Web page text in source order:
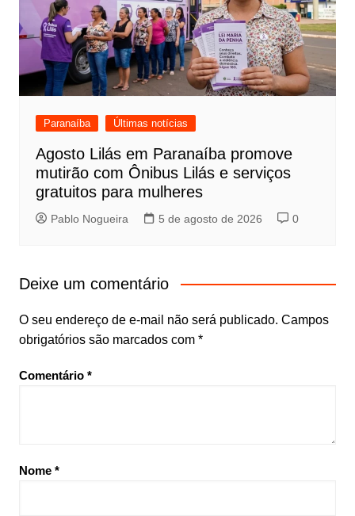
Paranaíba Últimas notícias
Agosto Lilás em Paranaíba promove
mutirão com Ônibus Lilás e serviços
gratuitos para mulheres
Pablo Nogueira 5 de agosto de 2026 0
Deixe um comentário
O seu endereço de e-mail não será publicado. Campos
obrigatórios são marcados com *
Comentário *
Nome *